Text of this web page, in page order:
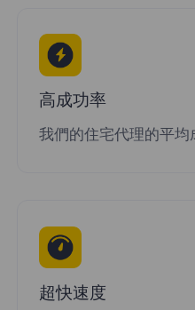
高成功率
我們的住宅代理的平均
超快速度